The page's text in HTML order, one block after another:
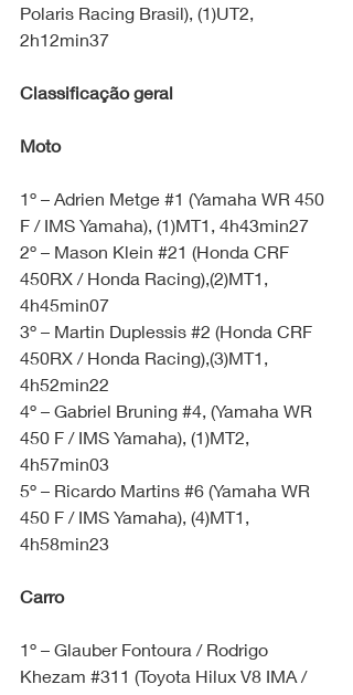
Polaris Racing Brasil), (1)UT2,
2h12min37
Classificação geral
Moto
1º – Adrien Metge #1 (Yamaha WR 450
F / IMS Yamaha), (1)MT1, 4h43min27
2º – Mason Klein #21 (Honda CRF
450RX / Honda Racing),(2)MT1,
4h45min07
3º – Martin Duplessis #2 (Honda CRF
450RX / Honda Racing),(3)MT1,
4h52min22
4º – Gabriel Bruning #4, (Yamaha WR
450 F / IMS Yamaha), (1)MT2,
4h57min03
5º – Ricardo Martins #6 (Yamaha WR
450 F / IMS Yamaha), (4)MT1,
4h58min23
Carro
1º – Glauber Fontoura / Rodrigo
Khezam #311 (Toyota Hilux V8 IMA /